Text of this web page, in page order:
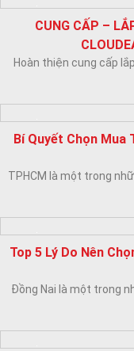
TƯ VẤN THIẾT KẾ
NHÀ
Nhà hàng Topping